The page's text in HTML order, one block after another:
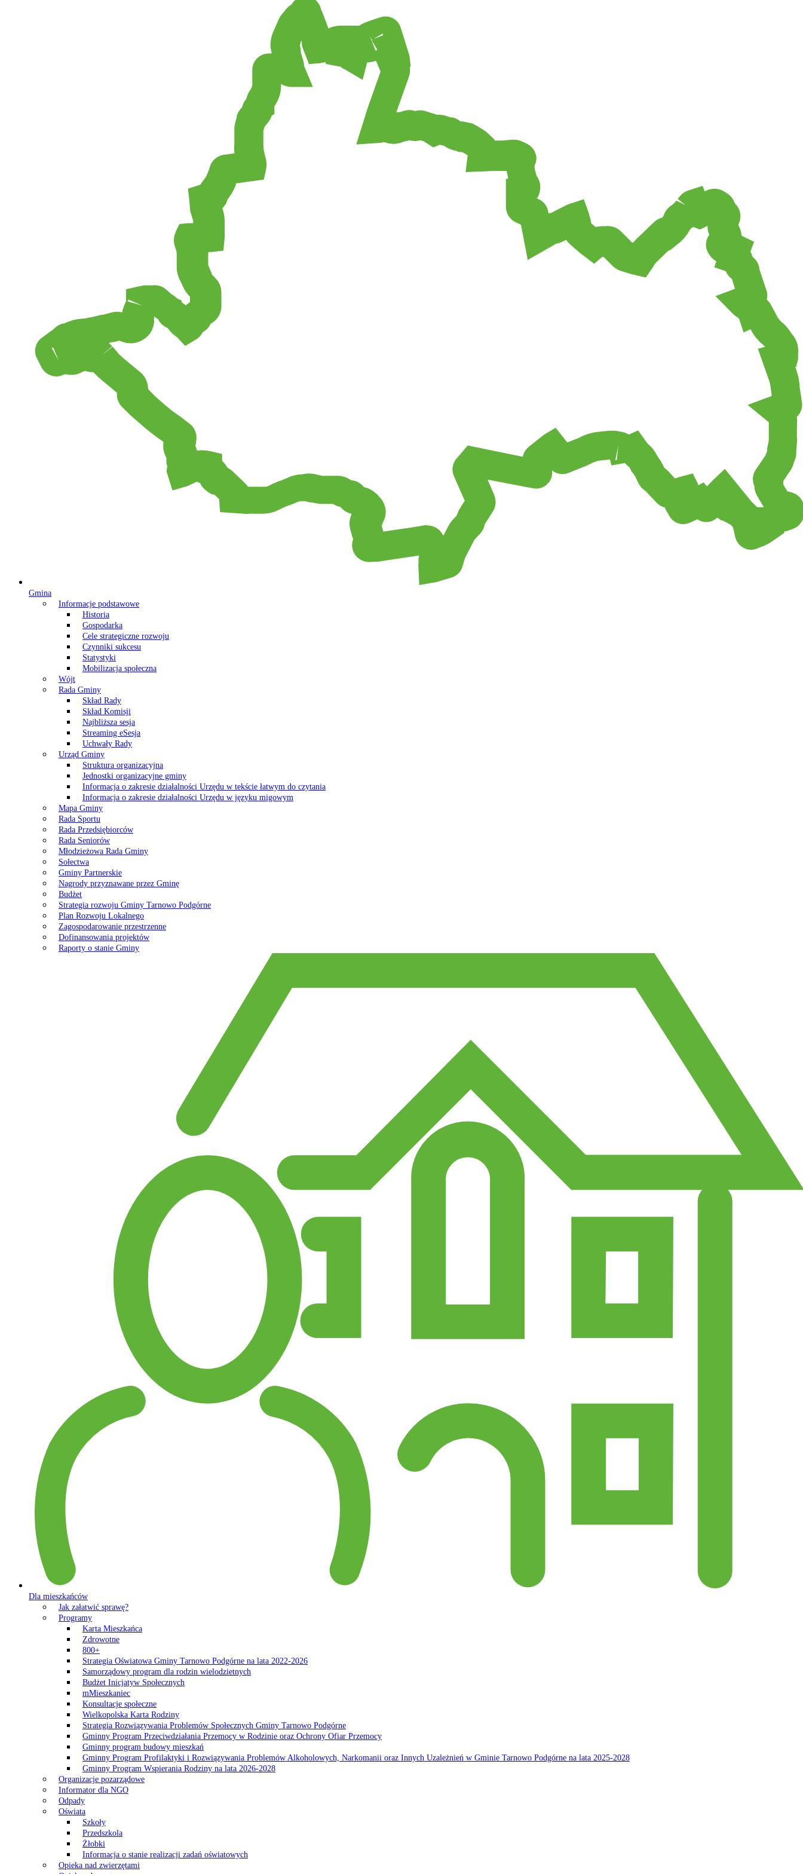
Gmina
Informacje podstawowe
Historia
Gospodarka
Cele strategiczne rozwoju
Czynniki sukcesu
Statystyki
Mobilizacja społeczna
Wójt
Rada Gminy
Skład Rady
Skład Komisji
Najbliższa sesja
Streaming eSesja
Uchwały Rady
Urząd Gminy
Struktura organizacyjna
Jednostki organizacyjne gminy
Informacja o zakresie działalności Urzędu w tekście łatwym do czytania
Informacja o zakresie działalności Urzędu w języku migowym
Mapa Gminy
Rada Sportu
Rada Przedsiębiorców
Rada Seniorów
Młodzieżowa Rada Gminy
Sołectwa
Gminy Partnerskie
Nagrody przyznawane przez Gminę
Budżet
Strategia rozwoju Gminy Tarnowo Podgórne
Plan Rozwoju Lokalnego
Zagospodarowanie przestrzenne
Dofinansowania projektów
Raporty o stanie Gminy
Dla mieszkańców
Jak załatwić sprawę?
Programy
Karta Mieszkańca
Zdrowotne
800+
Strategia Oświatowa Gminy Tarnowo Podgórne na lata 2022-2026
Samorządowy program dla rodzin wielodzietnych
Budżet Inicjatyw Społecznych
mMieszkaniec
Konsultacje społeczne
Wielkopolska Karta Rodziny
Strategia Rozwiązywania Problemów Społecznych Gminy Tarnowo Podgórne
Gminny Program Przeciwdziałania Przemocy w Rodzinie oraz Ochrony Ofiar Przemocy
Gminny program budowy mieszkań
Gminny Program Profilaktyki i Rozwiązywania Problemów Alkoholowych, Narkomanii oraz Innych Uzależnień w Gminie Tarnowo Podgórne na lata 2025-2028
Gminny Program Wspierania Rodziny na lata 2026-2028
Organizacje pozarządowe
Informator dla NGO
Odpady
Oświata
Szkoły
Przedszkola
Żłobki
Informacja o stanie realizacji zadań oświatowych
Opieka nad zwierzętami